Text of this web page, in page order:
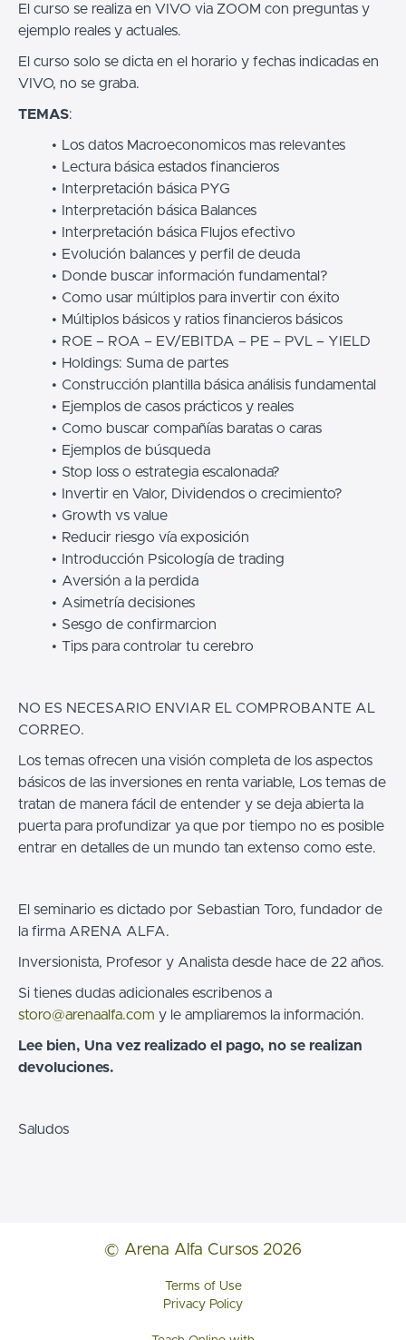
El curso se realiza en VIVO via ZOOM con preguntas y
ejemplo reales y actuales.
El curso solo se dicta en el horario y fechas indicadas en
VIVO, no se graba.
TEMAS:
Los datos Macroeconomicos mas relevantes
Lectura básica estados financieros
Interpretación básica PYG
Interpretación básica Balances
Interpretación básica Flujos efectivo
Evolución balances y perfil de deuda
Donde buscar información fundamental?
Como usar múltiplos para invertir con éxito
Múltiplos básicos y ratios financieros básicos
ROE – ROA – EV/EBITDA – PE – PVL – YIELD
Holdings: Suma de partes
Construcción plantilla básica análisis fundamental
Ejemplos de casos prácticos y reales
Como buscar compañías baratas o caras
Ejemplos de búsqueda
Stop loss o estrategia escalonada?
Invertir en Valor, Dividendos o crecimiento?
Growth vs value
Reducir riesgo vía exposición
Introducción Psicología de trading
Aversión a la perdida
Asimetría decisiones
Sesgo de confirmarcion
Tips para controlar tu cerebro
NO ES NECESARIO ENVIAR EL COMPROBANTE AL
CORREO.
Los temas ofrecen una visión completa de los aspectos
básicos de las inversiones en renta variable, Los temas de
tratan de manera fácil de entender y se deja abierta la
puerta para profundizar ya que por tiempo no es posible
entrar en detalles de un mundo tan extenso como este.
El seminario es dictado por Sebastian Toro, fundador de
la firma ARENA ALFA.
Inversionista, Profesor y Analista desde hace de 22 años.
Si tienes dudas adicionales escribenos a
storo@arenaalfa.com y le ampliaremos la información.
Lee bien, Una vez realizado el pago, no se realizan
devoluciones.
Saludos
© Arena Alfa Cursos 2026
Terms of Use
Privacy Policy